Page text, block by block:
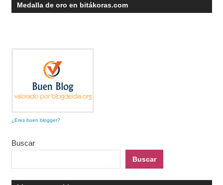
Medalla de oro en bitákoras.com
¿Eres buen blogger?
Buscar
Buscar